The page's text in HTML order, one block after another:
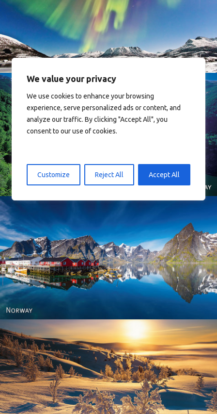
We value your privacy
We use cookies to enhance your browsing
experience, serve personalized ads or content, and
analyze our traffic. By clicking "Accept All", you
consent to our use of cookies.
Customize Reject All Accept All
Norway
Reine - Lofoten, Nord Norge. North Norway.
Norway - Winter gold